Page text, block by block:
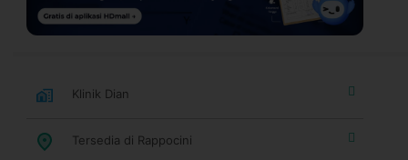
Klinik Dian
Tersedia di Rappocini